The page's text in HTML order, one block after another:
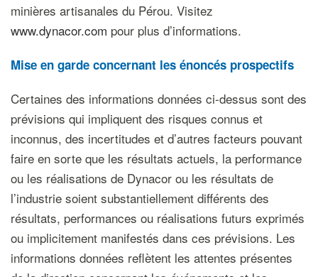
minières artisanales du Pérou. Visitez
www.dynacor.com pour plus d’informations.
Mise en garde concernant les énoncés prospectifs
Certaines des informations données ci-dessus sont des
prévisions qui impliquent des risques connus et
inconnus, des incertitudes et d’autres facteurs pouvant
faire en sorte que les résultats actuels, la performance
ou les réalisations de Dynacor ou les résultats de
l’industrie soient substantiellement différents des
résultats, performances ou réalisations futurs exprimés
ou implicitement manifestés dans ces prévisions. Les
informations données reflètent les attentes présentes